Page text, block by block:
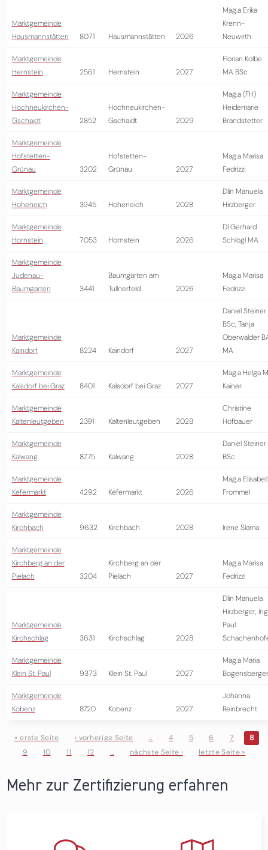
Marktgemeinde
Hausmannstätten
8071 Hausmannstätten 2026
Mag.a Erika
Krenn-
Neuwirth
Marktgemeinde
Hernstein
2561 Hernstein 2027
Florian Kolbe
MA BSc
Marktgemeinde
Hochneukirchen-
Gschaidt
2852
Hochneukirchen-
Gschaidt
2029
Mag.a (FH)
Heidemarie
Brandstetter
Marktgemeinde
Hofstetten-
Grünau
3202
Hofstetten-
Grünau
2027
Mag.a Marisa
Fedrizzi
Marktgemeinde
Hoheneich
3945 Hoheneich 2028
DIin Manuela
Hirzberger
Marktgemeinde
Hornstein
7053 Hornstein 2026
DI Gerhard
Schlögl MA
Marktgemeinde
Judenau-
Baumgarten
3441
Baumgarten am
Tullnerfeld
2026
Mag.a Marisa
Fedrizzi
Marktgemeinde
Kaindorf
8224 Kaindorf 2027
Daniel Steiner
BSc, Tanja
Oberwalder
MA
Marktgemeinde
Kalsdorf bei Graz
8401 Kalsdorf bei Graz 2027
Mag.a Helga
Kainer
Marktgemeinde
Kaltenleutgeben
2391 Kaltenleutgeben 2028
Christine
Hofbauer
Marktgemeinde
Kalwang
8775 Kalwang 2028
Daniel Steiner
BSc
Marktgemeinde
Kefermarkt
4292 Kefermarkt 2026
Mag.a
Frommel
Marktgemeinde
Kirchbach
9632 Kirchbach 2028 Irene Slama
Marktgemeinde
Kirchberg an der
Pielach
3204
Kirchberg an der
Pielach
2027
Mag.a Marisa
Fedrizzi
Marktgemeinde
Kirchschlag
3631 Kirchschlag 2028
DIin Manuela
Hirzberger,
Paul
Marktgemeinde
Klein St. Paul
9373 Klein St. Paul 2027
Mag.a Maria
Bogensberger
Marktgemeinde
Kobenz
8720 Kobenz 2027
Johanna
Reinbrecht
Seiten
« erste Seite ‹ vorherige Seite … 4 5 6 7
8
9
10 11 12 … nächste Seite › letzte Seite »
Mehr zur Zertifizierung erfahren